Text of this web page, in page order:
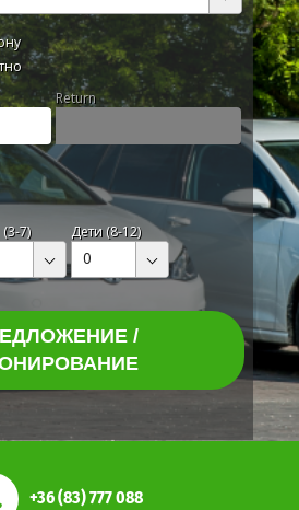
Return
7) Дети (8-12)
0
/
+36 (83) 777 088